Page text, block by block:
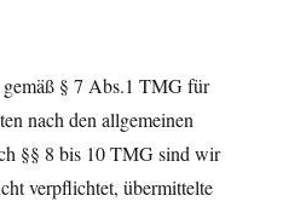
§ 7 Abs.1 TMG für
nach den allgemeinen
§§ 8 bis 10 TMG sind wir
verpflichtet, übermittelte